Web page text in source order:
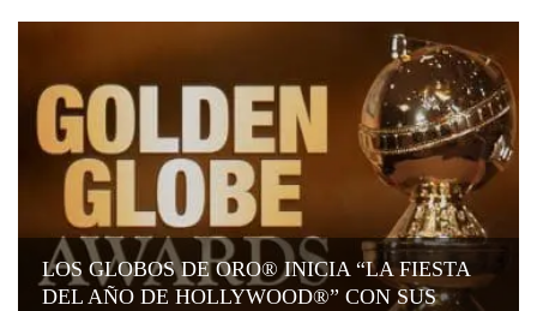
LOS GLOBOS DE ORO® INICIA “LA FIESTA
DEL AÑO DE HOLLYWOOD®” CON SUS